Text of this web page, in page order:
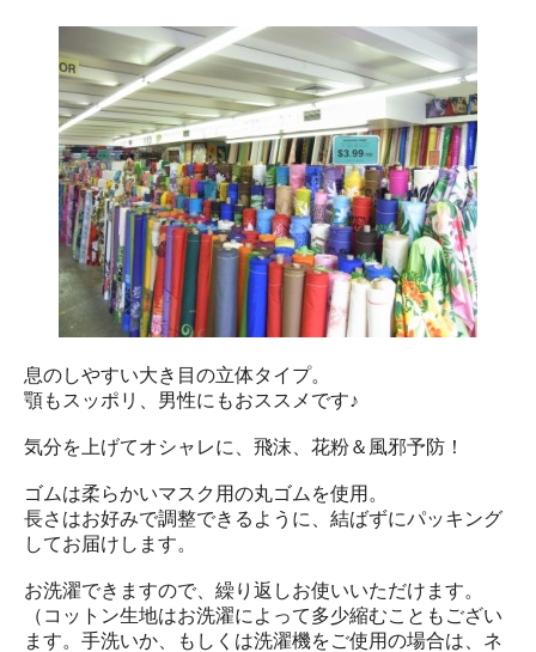
息のしやすい大き目の立体タイプ。
顎もスッポリ、男性にもおススメです♪
気分を上げてオシャレに、飛沫、花粉＆風邪予防！
ゴムは柔らかいマスク用の丸ゴムを使用。
長さはお好みで調整できるように、結ばずにパッキング
してお届けします。
お洗濯できますので、繰り返しお使いいただけます。
（コットン生地はお洗濯によって多少縮むこともござい
ます。手洗いか、もしくは洗濯機をご使用の場合は、ネ